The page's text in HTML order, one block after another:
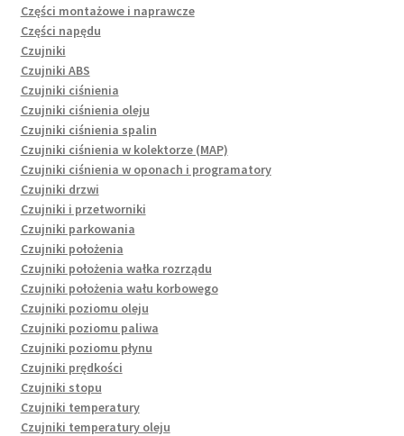
Części montażowe i naprawcze
Części napędu
Czujniki
Czujniki ABS
Czujniki ciśnienia
Czujniki ciśnienia oleju
Czujniki ciśnienia spalin
Czujniki ciśnienia w kolektorze (MAP)
Czujniki ciśnienia w oponach i programatory
Czujniki drzwi
Czujniki i przetworniki
Czujniki parkowania
Czujniki położenia
Czujniki położenia wałka rozrządu
Czujniki położenia wału korbowego
Czujniki poziomu oleju
Czujniki poziomu paliwa
Czujniki poziomu płynu
Czujniki prędkości
Czujniki stopu
Czujniki temperatury
Czujniki temperatury oleju